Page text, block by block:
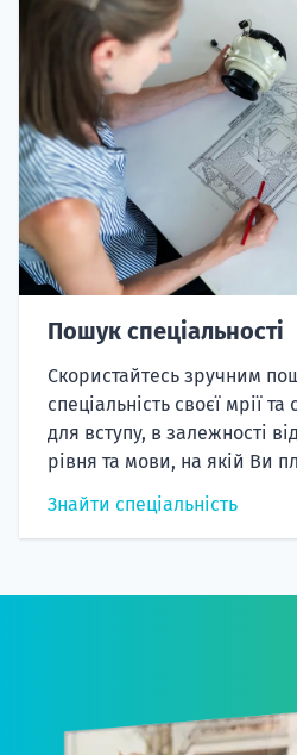
Пошук спеціальності
Скористайтесь зручним
спеціальність своєї мрії
для вступу, в залежності
рівня та мови, на якій Ви
Знайти спеціальність